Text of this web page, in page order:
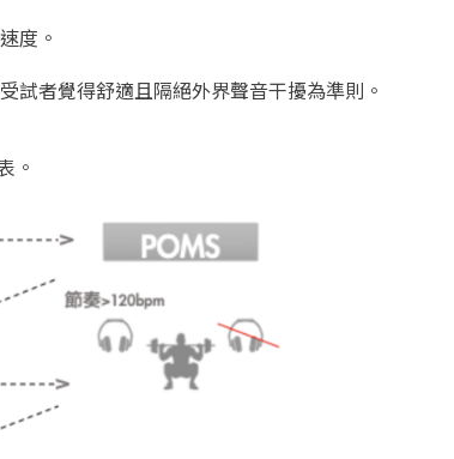
度。
試者覺得舒適且隔絕外界聲音干擾為準則。
。